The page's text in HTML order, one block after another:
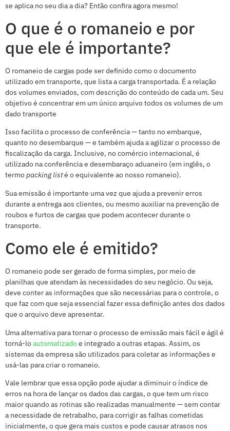
se aplica no seu dia a dia? Então confira agora mesmo!
O que é o romaneio e por
que ele é importante?
O romaneio de cargas pode ser definido como o documento
utilizado em transporte, que lista a carga transportada. É a relação
dos volumes enviados, com descrição do conteúdo de cada um. Seu
objetivo é concentrar em um único arquivo todos os volumes de um
dado transporte
Isso facilita o processo de conferência — tanto no embarque,
quanto no desembarque — e também ajuda a agilizar o processo de
fiscalização da carga. Inclusive, no comércio internacional, é
utilizado na conferência e desembaraço aduaneiro (em inglês, o
termopacking listé o equivalente ao nosso romaneio).
Sua emissão é importante uma vez que ajuda a prevenir erros
durante a entrega aos clientes, ou mesmo auxiliar na prevenção de
roubos e furtos de cargas que podem acontecer durante o
transporte.
Como ele é emitido?
O romaneio pode ser gerado de forma simples, por meio de
planilhas que atendam às necessidades do seu negócio. Ou seja,
deve conter as informações que são necessárias para o controle, o
que faz com que seja essencial fazer essa definição antes dos dados
que o arquivo deve apresentar.
Uma alternativa para tornar o processo de emissão mais fácil e ágil é
torná-loautomatizadoe integrado a outras etapas. Assim, os
sistemas da empresa são utilizados para coletar as informações e
usá-las para criar o romaneio.
Vale lembrar que essa opção pode ajudar a diminuir o índice de
erros na hora de lançar os dados das cargas, o que tem um risco
maior quando as rotinas são realizadas manualmente — sem contar
a necessidade de retrabalho, para corrigir as falhas cometidas
inicialmente, o que gera mais custos e pode causar atrasos nos